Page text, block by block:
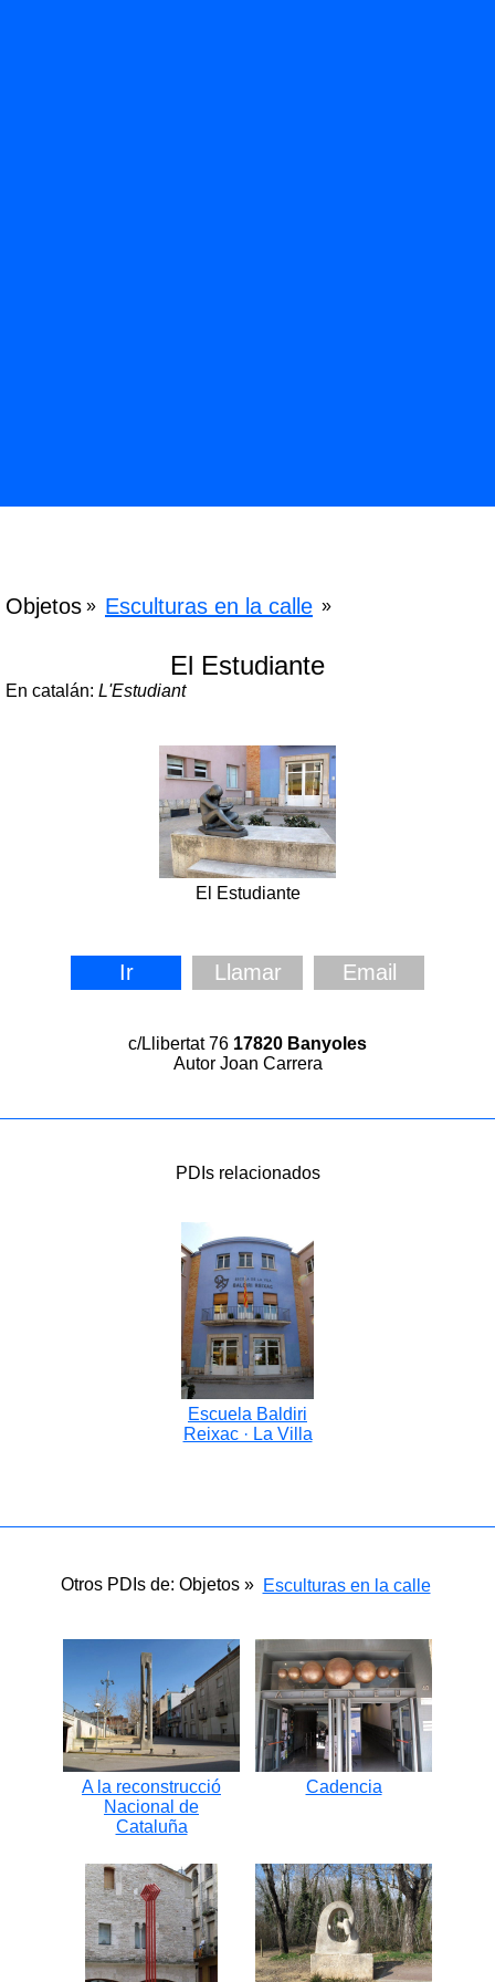
Objetos » Esculturas en la calle »
El Estudiante
En catalán: L'Estudiant
El Estudiante
Ir Llamar Email
c/Llibertat 76 17820 Banyoles
Autor Joan Carrera
PDIs relacionados
Escuela Baldiri
Reixac · La Villa
Otros PDIs de: Objetos » Esculturas en la calle
A la reconstrucció
Nacional de
Cataluña
Cadencia